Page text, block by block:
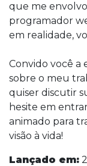
que me
programador
em realidade,
Convido você a
sobre o meu
quiser discutir
hesite em
animado para
visão à vida!
Lançado em: